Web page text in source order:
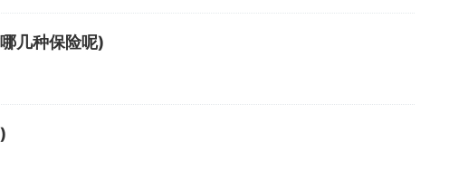
几种保险呢)